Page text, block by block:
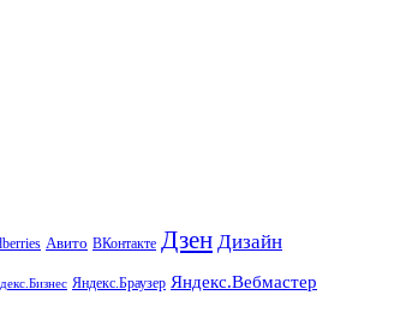
Авито ВКонтакте Дзен Дизайн
Яндекс.Браузер Яндекс.Вебмастер